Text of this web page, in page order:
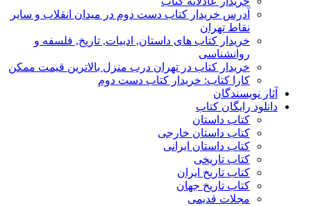
آدرس خریدار کتاب دست دوم در میدان انقلاب و سایر
نقاط تهران
خریدار کتاب های داستان, ادبیات, تاریخ, فلسفه و
روانشناسی
خریدار کتاب در تهران درب منزل بالاترین قیمت ممکن
کارا کتاب: خریدار کتاب دست دوم
آثار نویسندگان
دانلود رایگان کتاب
کتاب داستان
کتاب داستان خارجی
کتاب داستان ایرانی
کتاب تاریخی
کتاب تاریخ ایران
کتاب تاریخ جهان
مجلات قدیمی